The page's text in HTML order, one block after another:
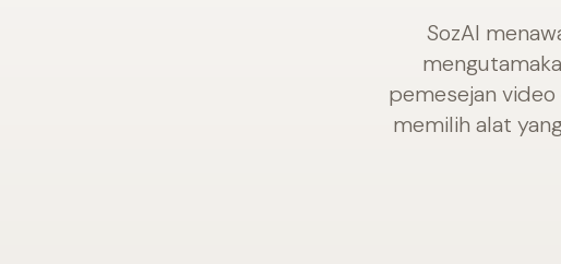
SozAI
pemesejan
memilih alat